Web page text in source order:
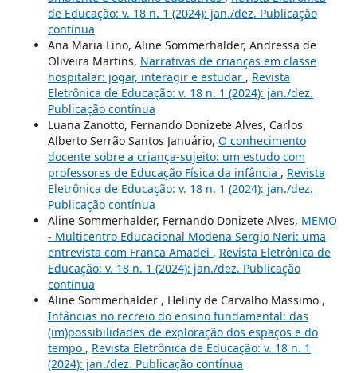
de Educação: v. 18 n. 1 (2024): jan./dez. Publicação
contínua
Ana Maria Lino, Aline Sommerhalder, Andressa de
Oliveira Martins, Narrativas de crianças em classe
hospitalar: jogar, interagir e estudar , Revista
Eletrônica de Educação: v. 18 n. 1 (2024): jan./dez.
Publicação contínua
Luana Zanotto, Fernando Donizete Alves, Carlos
Alberto Serrão Santos Januário, O conhecimento
docente sobre a criança-sujeito: um estudo com
professores de Educação Física da infância , Revista
Eletrônica de Educação: v. 18 n. 1 (2024): jan./dez.
Publicação contínua
Aline Sommerhalder, Fernando Donizete Alves, MEMO
- Multicentro Educacional Modena Sergio Neri: uma
entrevista com Franca Amadei , Revista Eletrônica de
Educação: v. 18 n. 1 (2024): jan./dez. Publicação
contínua
Aline Sommerhalder , Heliny de Carvalho Massimo ,
Infâncias no recreio do ensino fundamental: das
(im)possibilidades de exploração dos espaços e do
tempo , Revista Eletrônica de Educação: v. 18 n. 1
(2024): jan./dez. Publicação contínua